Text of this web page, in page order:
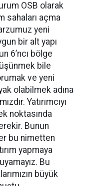
OSB olarak
sahaları açma
yeni
bir alt yapı
6’ncı bölge
bile
ve yeni
olabilmek adına
Yatırımcıyı
noktasında
Bunun
bu nimetten
yapmaya
Bu
büyük